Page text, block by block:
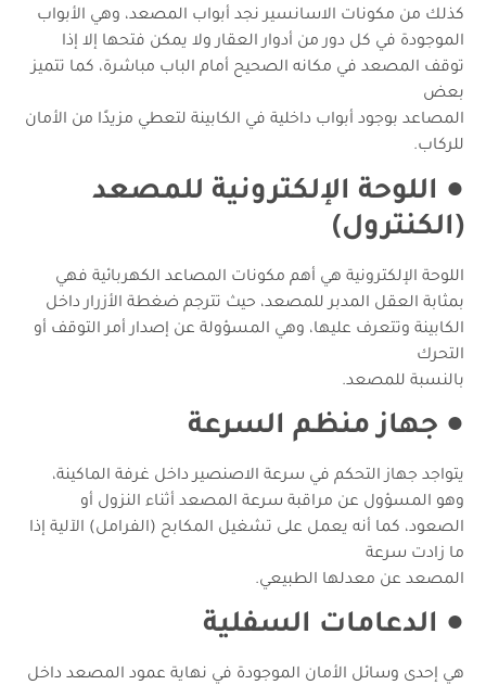
كذلك من مكونات الاسانسير نجد أبواب المصعد، وهي الأبواب
الموجودة في كل دور من أدوار العقار ولا يمكن فتحها إلا إذا
توقف المصعد في مكانه الصحيح أمام الباب مباشرة، كما تتميز
بعض
المصاعد بوجود أبواب داخلية في الكابينة لتعطي مزيدًا من الأمان
للركاب.
● اللوحة الإلكترونية للمصعد
(الكنترول)
اللوحة الإلكترونية هي أهم مكونات المصاعد الكهربائية فهي
بمثابة العقل المدبر للمصعد، حيث تترجم ضغطة الأزرار داخل
الكابينة وتتعرف عليها، وهي المسؤولة عن إصدار أمر التوقف أو
التحرك
بالنسبة للمصعد.
● جهاز منظم السرعة
يتواجد جهاز التحكم في سرعة الاصنصير داخل غرفة الماكينة،
وهو المسؤول عن مراقبة سرعة المصعد أثناء النزول أو
الصعود، كما أنه يعمل على تشغيل المكابح (الفرامل) الآلية إذا
ما زادت سرعة
المصعد عن معدلها الطبيعي.
● الدعامات السفلية
هي إحدى وسائل الأمان الموجودة في نهاية عمود المصعد داخل